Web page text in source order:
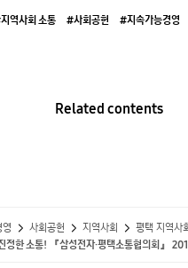
역사회 소통 #사회공헌 #지속가능경영
Related contents
사회공헌 지역사회
평택 지역사
정한 소통! 『삼성전자·평택소통협의회』